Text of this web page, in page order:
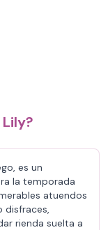
es un
la temporada
atuendos
disfraces,
rienda suelta a